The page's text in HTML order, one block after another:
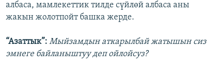
албаса, мамлекеттик тилде сүйлөй албаса аны
жакын жолотпойт башка жерде.
“Азаттык”: Мыйзамдын аткарылбай жатышын сиз
эмнеге байланыштуу деп ойлойсуз?